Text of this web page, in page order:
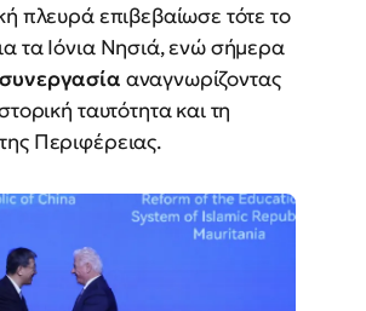
πλευρά επιβεβαίωσε τότε το
τα Ιόνια Νησιά, ενώ σήμερα
αναγνωρίζοντας
ταυτότητα και τη
Περιφέρειας.